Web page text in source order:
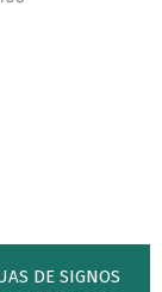
DE SIGNOS